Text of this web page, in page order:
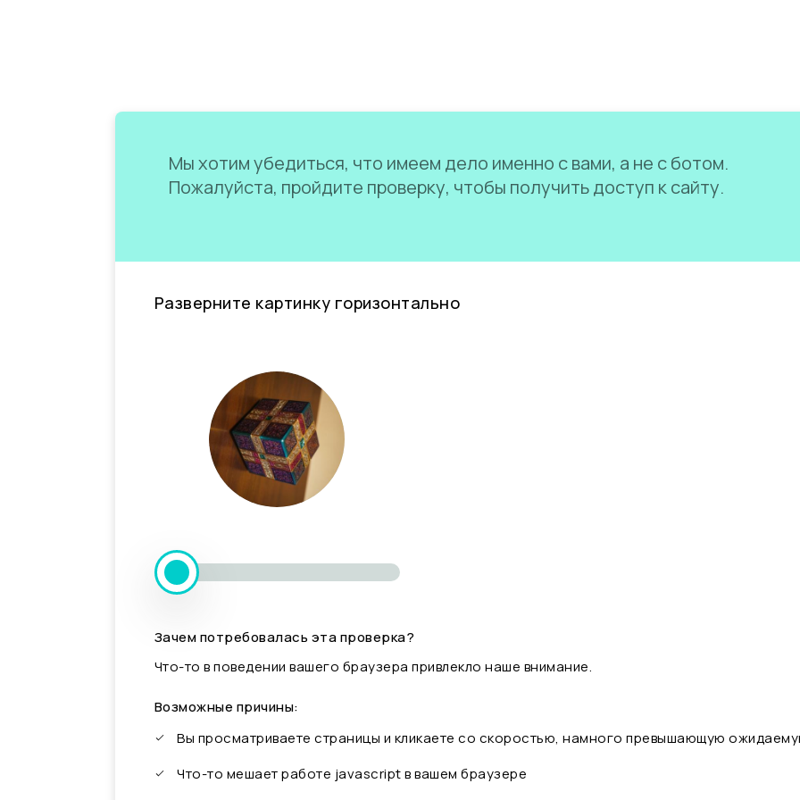
Мы хотим убедиться, что имеем дело именно с вами, а не с ботом.
Пожалуйста, пройдите проверку, чтобы получить доступ к сайту.
Разверните картинку горизонтально
Зачем потребовалась эта проверка?
Что-то в поведении вашего браузера привлекло наше внимание.
Возможные причины:
Вы просматриваете страницы и кликаете со скоростью, намного превышающую
Что-то мешает работе javascript в вашем браузере